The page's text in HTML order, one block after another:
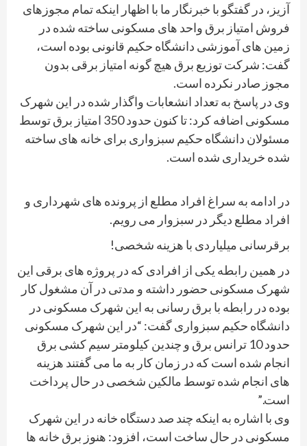
آزیز، در گفتگو با خبرنگار ما با اظهار اینکه تمام مجوزهای
فروش امتیاز برق واحد های مسکونی ساخته شده در
زمین های آموزشی دانشگاه حکیم قانونی بوده است،
گفت: شرکت توزیع برق هیچ گونه امتیاز برقی بدون
مجوز صادر نکرده است.
وی در پاسخ به تعداد انشعابات واگذار شده در این شهرک
مسکونی اضافه کرد: تا کنون حدود 350 امتیاز برق توسط
مسئولان دانشگاه حکیم سبزواری برای خانه های ساخته
شده خریداری شده است.
در ادامه به سراغ افراد مطلع از پرونده های شهرداری و
افراد مطلع دیگر در سبزوار می رویم.
برقرسانی میلیاردی با هزینه شخصی!
در همین رابطه یکی از افرادی که در پروژه های برقی این
شهرک مسکونی حضور داشته و مدتی در آن مشغول کار
بوده در رابطه با برق رسانی به این شهرک مسکونی در
دانشگاه حکیم سبزواری گفت: “در این شهرک مسکونی
حدود 10 ترانس برق و چندین کیلومتر سیم کشی برق
انجام شده است که در زمان کار به ما می گفتند هزینه
های انجام شده توسط مالکین شخصی در حال پرداخت
است.”
وی با اشاره به اینکه چند صد دستگاه خانه در این شهرک
مسکونی در حال ساخت است، افزود: هنوز برق خانه ها